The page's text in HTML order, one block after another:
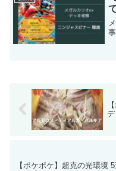
【ポケポケ】超克の光環境